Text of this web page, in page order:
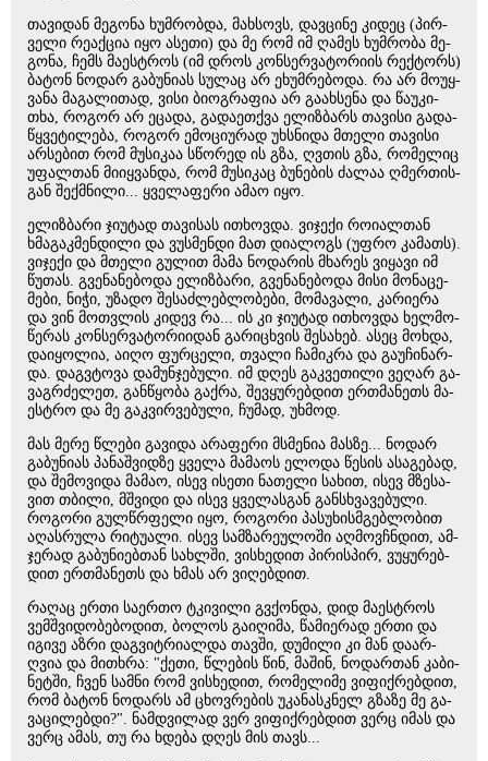
თა­ვი­დან მე­გო­ნა ხუმ­რობ­და, მახ­სოვს, დავ­ცი­ნე კი­დეც (პირ­
ვე­ლი რე­აქ­ცია იყო ასე­თი) და მე რომ იმ ღა­მეს ხუმ­რო­ბა მე­
გო­ნა, ჩემს მა­ესტროს (იმ დროს კონ­სერ­ვა­ტო­რი­ის რექ­ტორს)
ბა­ტონ ნო­დარ გა­ბუ­ნი­ას სუ­ლაც არ ეხუმ­რე­ბო­და. რა არ მო­უყ­
ვა­ნა მა­გა­ლი­თად, ვისი ბი­ოგ­რა­ფია არ გა­ახ­სე­ნა და წა­უ­კი­
თხა, რო­გორ არ ეცა­და, გა­და­ეთ­ქვა ელიზ­ბარს თა­ვი­სი გა­და­
წყვე­ტი­ლე­ბა, რო­გორ ემო­ცი­უ­რად უხ­სნი­და მთე­ლი თა­ვი­სი
არ­სე­ბით რომ მუ­სი­კაა სწო­რედ ის გზა, ღვთის გზა, რო­მე­ლიც
უფალ­თან მი­იყ­ვან­და, რომ მუ­სი­კაც ბუ­ნე­ბის ძა­ლაა ღმერ­თის­
გან შექ­მნი­ლი... ყვე­ლა­ფე­რი ამაო იყო.
ელიზ­ბა­რი ჯი­უ­ტად თა­ვი­სას ითხოვ­და. ვი­ჯე­ქი რო­ი­ალ­თან
ხმა­გაკ­მენ­დი­ლი და ვუს­მენ­დი მათ დი­ა­ლოგს (უფრო კა­მათს).
ვი­ჯე­ქი და მთე­ლი გუ­ლით მამა ნო­და­რის მხა­რეს ვი­ყა­ვი იმ
წუ­თას. გვე­ნა­ნე­ბო­და ელიზ­ბა­რი, გვე­ნა­ნე­ბო­და მისი მო­ნა­ცე­
მე­ბი, ნიჭი, უზა­დო შე­საძ­ლებ­ლო­ბე­ბი, მო­მა­ვა­ლი, კა­რი­ე­რა
და ვინ მოთ­ვლის კი­დევ რა... ის კი ჯი­უ­ტად ითხოვ­და ხელ­მო­
წე­რას კონ­სერ­ვა­ტო­რი­ი­დან გა­რი­ცხვის შე­სა­ხებ. ასეც მოხ­და,
და­ი­ყო­ლია, აიღო ფურ­ცე­ლი, თვა­ლი ჩა­მიკ­რა და გა­უ­ჩი­ნარ­
და. დაგვტო­ვა და­მუნ­ჯე­ბუ­ლი. იმ დღეს გაკ­ვე­თი­ლი ვე­ღარ გა­
ვაგ­რძე­ლეთ, გან­წყო­ბა გაქ­რა, შევ­ყუ­რებ­დით ერ­თმა­ნეთს მა­
ესტრო და მე გაკ­ვირ­ვე­ბუ­ლი, ჩუ­მად, უხ­მოდ.
მას მერე წლე­ბი გა­ვი­და არა­ფე­რი მსმე­ნია მას­ზე... ნო­დარ
გა­ბუ­ნი­ას პა­ნაშ­ვიდ­ზე ყვე­ლა მა­მა­ოს ელო­და წე­სის ასა­გე­ბად,
და შე­მო­ვი­და მა­მაო, ისევ ისე­თი ნა­თე­ლი სა­ხით, ისევ მზე­სა­
ვით თბი­ლი, მშვი­დი და ისევ ყვე­ლას­გან გან­სხვა­ვე­ბუ­ლი.
რო­გო­რი გულ­წრფე­ლი იყო, რო­გო­რი პა­სუ­ხის­მგებ­ლო­ბით
აღას­რუ­ლა რი­ტუ­ა­ლი. ისევ სამ­ზა­რე­უ­ლო­ში აღ­მოვ­ჩნდით, ამ­
ჯე­რად გა­ბუ­ნი­ებ­თან სახ­ლში, ვის­ხე­დით პი­რის­პირ, ვუ­ყუ­რებ­
დით ერ­თმა­ნეთს და ხმას არ ვი­ღებ­დით.
რა­ღაც ერთი სა­ერ­თო ტკი­ვი­ლი გვქონ­და, დიდ მა­ესტროს
ვემ­შვი­დო­ბე­ბო­დით, ბო­ლოს გა­ი­ღი­მა, წა­მი­ე­რად ერთი და
იგი­ვე აზრი დაგ­ვიტ­რი­ალ­და თავ­ში, დუ­მი­ლი კი მან და­არ­
ღვია და მი­თხრა: "ქეთი, წლე­ბის წინ, მა­შინ, ნო­დარ­თან კა­ბი­
ნეტ­ში, ჩვენ სამ­ნი რომ ვის­ხე­დით, რო­მე­ლი­მე ვი­ფიქ­რებ­დით,
რომ ბა­ტონ ნო­დარს ამ ცხოვ­რე­ბის უკა­ნას­კნელ გზა­ზე მე გა­
ვა­ცი­ლებ­დი?". ნამ­დვი­ლად ვერ ვი­ფიქ­რებ­დით ვერც იმას და
ვერც ამას, თუ რა ხდე­ბა დღეს მის თავს...